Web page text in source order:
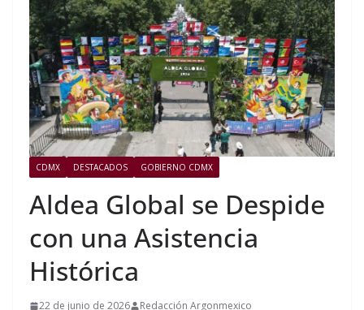
CDMX DESTACADOS GOBIERNO CDMX
Aldea Global se Despide
con una Asistencia
Histórica
22 de junio de 2026 Redacción Argonmexico